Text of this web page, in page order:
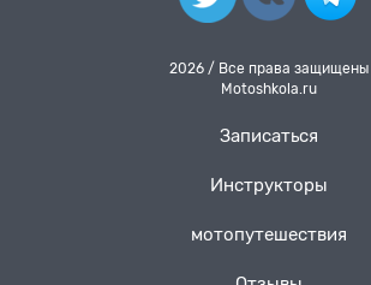
2026 / Все права защищены
Motoshkola.ru
Записаться
Инструкторы
мотопутешествия